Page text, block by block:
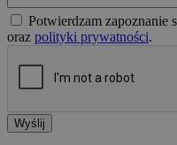
Potwierdzam zapoznanie
oraz polityki prywatności.
Wyślij